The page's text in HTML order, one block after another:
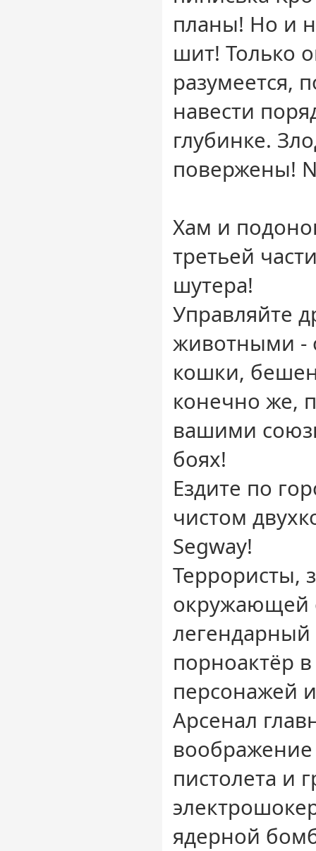
планы! Но и
шит! Только
разумеется,
навести
глубинке.
повержены!
Хам и
третьей
шутера!
Управляйте
животными -
кошки,
конечно же,
вашими
боях!
Ездите по
чистом
Segway!
Террористы,
окружающей
порноактёр
персонажей
Арсенал
пистолета и
ядерной